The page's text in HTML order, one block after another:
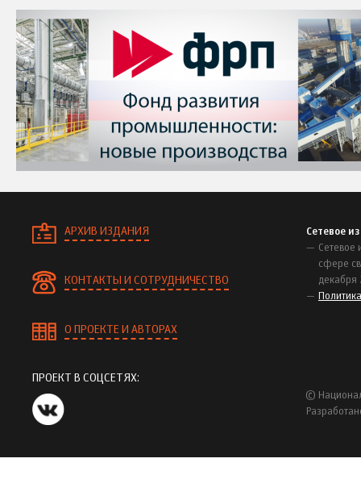
АРХИВ ИЗДАНИЯ
КОНТАКТЫ И СОТРУДНИЧЕСТВО
О ПРОЕКТЕ И АВТОРАХ
Сетевое
Сетевое
сфере
декабря
ПРОЕКТ В СОЦСЕТЯХ:
©